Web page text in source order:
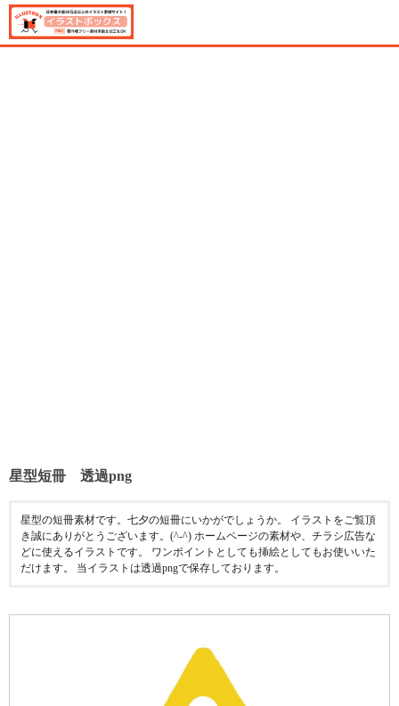
星型短冊 透過png
星型の短冊素材です。七夕の短冊にいかがでしょうか。 イラストをご覧頂
き誠にありがとうございます。(^-^) ホームページの素材や、チラシ広告な
どに使えるイラストです。 ワンポイントとしても挿絵としてもお使いいた
だけます。 当イラストは透過pngで保存しております。